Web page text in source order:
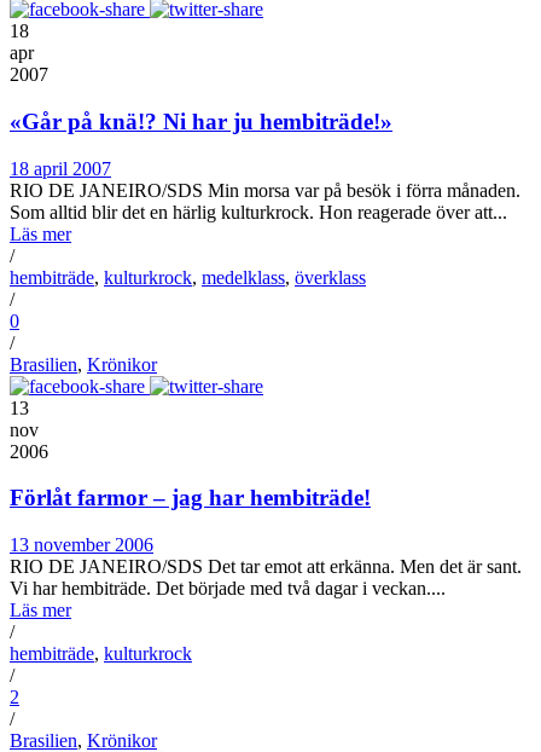
18
apr
2007
«Går på knä!? Ni har ju hembiträde!»
18 april 2007
RIO DE JANEIRO/SDS Min morsa var på besök i förra månaden.
Som alltid blir det en härlig kulturkrock. Hon reagerade över att...
Läs mer
/
hembiträde, kulturkrock, medelklass, överklass
/
0
/
Brasilien, Krönikor
13
nov
2006
Förlåt farmor – jag har hembiträde!
13 november 2006
RIO DE JANEIRO/SDS Det tar emot att erkänna. Men det är sant.
Vi har hembiträde. Det började med två dagar i veckan....
Läs mer
/
hembiträde, kulturkrock
/
2
/
Brasilien, Krönikor